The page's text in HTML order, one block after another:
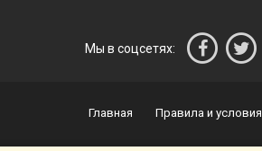
Мы в соцсетях:
Главная Правила и условия